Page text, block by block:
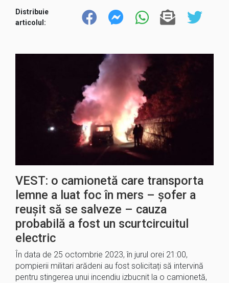
Distribuie
articolul:
VEST: o camionetă care transporta
lemne a luat foc în mers – șofer a
reușit să se salveze – cauza
probabilă a fost un scurtcircuitul
electric
În data de 25 octombrie 2023, în jurul orei 21:00,
pompierii militari arădeni au fost solicitați să intervină
pentru stingerea unui incendiu izbucnit la o camionetă,